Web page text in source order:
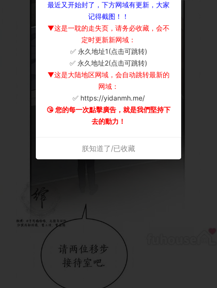
最近又开始封了，下方网域有更新，大家
记得截图！！
▼这是一耽的走失页，请务必收藏，会不
定时更新新网域：
✅ 永久地址1(点击可跳转)
✅ 永久地址2(点击可跳转)
▼这是大陆地区网域，会自动跳转最新的
网域：
✅ https://yidanmh.me/
😘 您的每一次點擊廣告，就是我們堅持下
去的動力！
朕知道了/已收藏